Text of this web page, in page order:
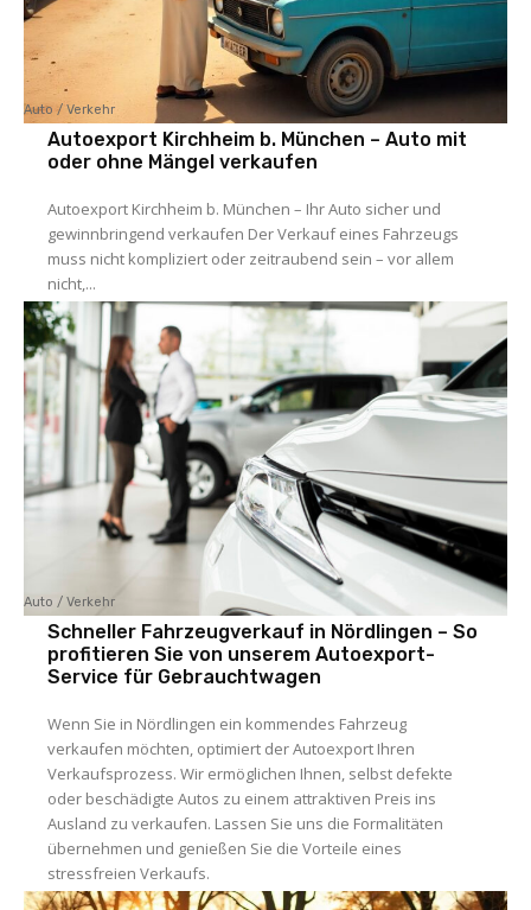
Auto / Verkehr
Autoexport Kirchheim b. München – Auto mit
oder ohne Mängel verkaufen
Autoexport Kirchheim b. München – Ihr Auto sicher und
gewinnbringend verkaufen Der Verkauf eines Fahrzeugs
muss nicht kompliziert oder zeitraubend sein – vor allem
nicht,...
Auto / Verkehr
Schneller Fahrzeugverkauf in Nördlingen – So
profitieren Sie von unserem Autoexport-
Service für Gebrauchtwagen
Wenn Sie in Nördlingen ein kommendes Fahrzeug
verkaufen möchten, optimiert der Autoexport Ihren
Verkaufsprozess. Wir ermöglichen Ihnen, selbst defekte
oder beschädigte Autos zu einem attraktiven Preis ins
Ausland zu verkaufen. Lassen Sie uns die Formalitäten
übernehmen und genießen Sie die Vorteile eines
stressfreien Verkaufs.